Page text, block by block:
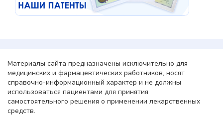
Материалы сайта предназначены исключительно для
медицинских и фармацевтических работников, носят
справочно-информационный характер и не должны
использоваться пациентами для принятия
самостоятельного решения о применении лекарственных
средств.